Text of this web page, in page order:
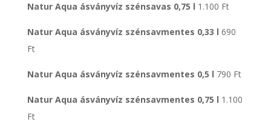
Natur Aqua ásványvíz szénsavas 0,75 l 1.100 Ft
Natur Aqua ásványvíz szénsavmentes 0,33 l 690
Ft
Natur Aqua ásványvíz szénsavmentes 0,5 l 790 Ft
Natur Aqua ásványvíz szénsavmentes 0,75 l 1.100
Ft